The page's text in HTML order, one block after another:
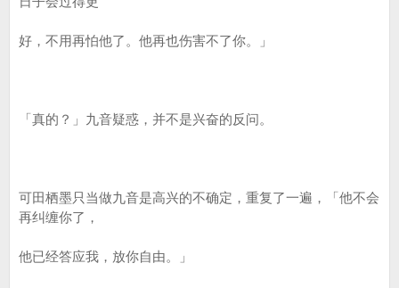
好，不用再怕他了。他再也伤害不了你。」
「真的？」九音疑惑，并不是兴奋的反问。
可田栖墨只当做九音是高兴的不确定，重复了一遍，「他不会
再纠缠你了，
他已经答应我，放你自由。」